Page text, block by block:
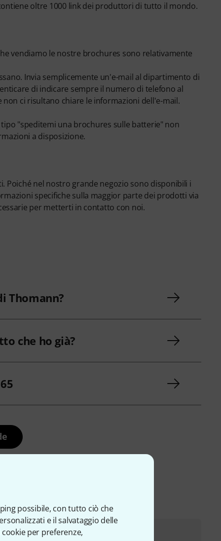
possibile, con tutto ciò che
e il salvataggio delle
per preferenze,
oltre 1000 link dei produttori di tutto il mondo.
vendiamo le nostre brochures sono relativamente
Invia semplicemente un'e-mail al dipartimento di
di indicare sempre il numero di telefono al
ci risultano chiare le informazioni dell'e-mail.
"speditemi una brochures sulle batterie" non
a disposizione.
Poiché nel nostro grande negozio sono disponibili i
specifiche sulla maggior parte dei prodotti via
per metterti in contatto con noi.
Thomann?
che ho già?